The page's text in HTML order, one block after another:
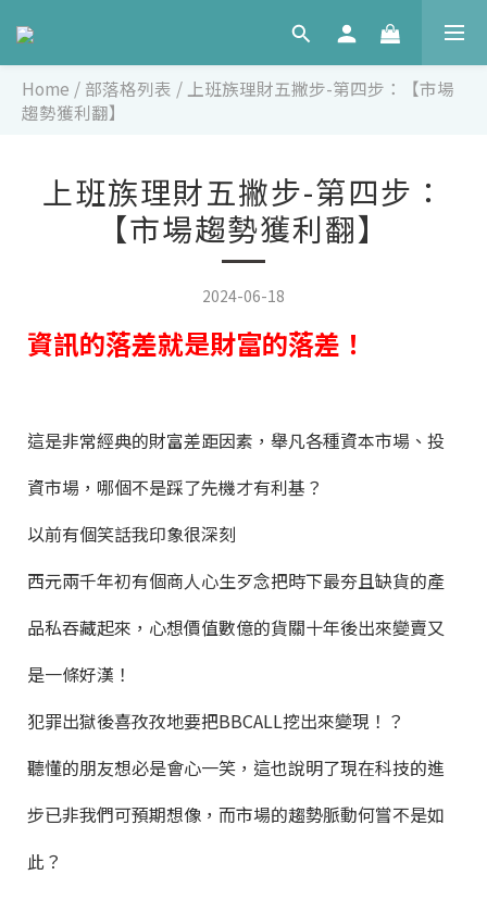
Home / 部落格列表 / 上班族理財五撇步-第四步：【市場
趨勢獲利翻】
上班族理財五撇步-第四步：
【市場趨勢獲利翻】
2024-06-18
資訊的落差就是財富的落差！
這是非常經典的財富差距因素，舉凡各種資本市場、投
資市場，哪個不是踩了先機才有利基？
以前有個笑話我印象很深刻
西元兩千年初有個商人心生歹念把時下最夯且缺貨的產
品私吞藏起來，心想價值數億的貨關十年後出來變賣又
是一條好漢！
犯罪出獄後喜孜孜地要把BBCALL挖出來變現！？
聽懂的朋友想必是會心一笑，這也說明了現在科技的進
步已非我們可預期想像，而市場的趨勢脈動何嘗不是如
此？